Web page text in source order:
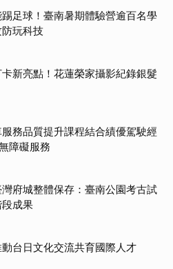
足球！臺南暑期體驗營逾百名學
玩科技
新亮點！花蓮榮家攝影紀錄銀髮
務品質提升課程結合績優駕駛經
障礙服務
府城整體保存：臺南公園考古試
成果
台日文化交流共育國際人才